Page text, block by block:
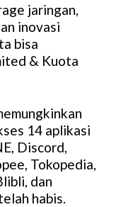
jaringan,
inovasi
bisa
& Kuota
14 aplikasi
Discord,
Tokopedia,
dan
habis.